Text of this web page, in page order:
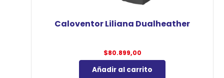
Caloventor Liliana Dualheather
$80.899,00
Añadir al carrito